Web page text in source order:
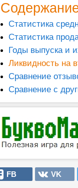
Статистика
Статистика
Годы выпуска и
Ликвидность на
Сравнение
Сравнение с
FB VK